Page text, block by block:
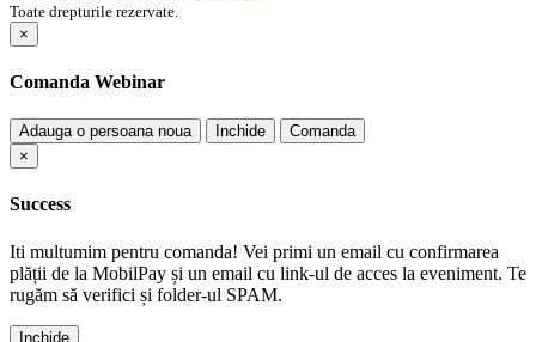
Toate drepturile rezervate.
×
Comanda Webinar
Adauga o persoana noua Inchide
Comanda
×
Success
Iti multumim pentru comanda! Vei primi un email cu confirmarea
plății de la MobilPay și un email cu link-ul de acces la eveniment. Te
rugăm să verifici și folder-ul SPAM.
Inchide